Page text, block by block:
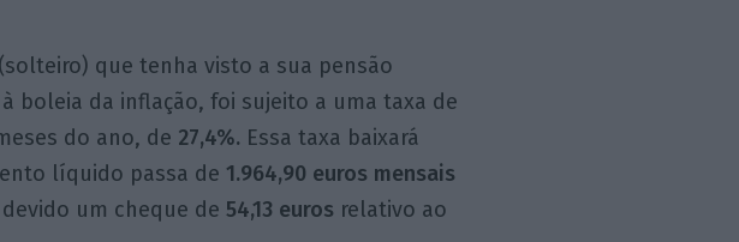
que tenha visto a sua pensão
à boleia da inflação, foi sujeito a uma taxa de
do ano, de 27,4%. Essa taxa baixará
líquido passa de 1.964,90 euros mensais
um cheque de 54,13 euros relativo ao